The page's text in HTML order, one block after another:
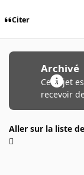
Citer
Archivé
Ce sujet
recevoir
Aller sur la liste